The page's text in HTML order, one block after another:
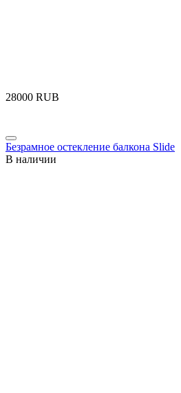
‍28000‍ RUB
Безрамное остекление балкона Slide
В наличии